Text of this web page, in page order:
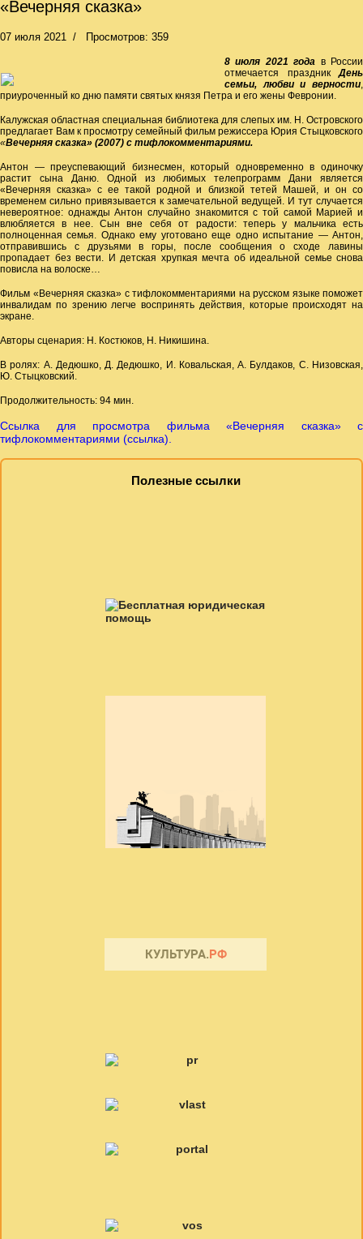
«Вечерняя сказка»
07 июля 2021 Просмотров: 359
8 июля 2021 года в России
отмечается праздникДень
семьи, любви и верности,
приуроченный ко дню памяти святых князя Петра и его жены Февронии.
Калужская областная специальная библиотека для слепых им. Н. Островского
предлагает Вам к просмотру семейный фильм режиссера Юрия Стыцковского
«Вечерняя сказка» (2007) с тифлокомментариями.
Антон — преуспевающий бизнесмен, который одновременно в одиночку
растит сына Даню. Одной из любимых телепрограмм Дани является
«Вечерняя сказка» с ее такой родной и близкой тетей Машей, и он со
временем сильно привязывается к замечательной ведущей. И тут случается
невероятное: однажды Антон случайно знакомится с той самой Марией и
влюбляется в нее. Сын вне себя от радости: теперь у мальчика есть
полноценная семья. Однако ему уготовано еще одно испытание — Антон,
отправившись с друзьями в горы, после сообщения о сходе лавины
пропадает без вести. И детская хрупкая мечта об идеальной семье снова
повисла на волоске…
Фильм «Вечерняя сказка» с тифлокомментариями на русском языке поможет
инвалидам по зрению легче воспринять действия, которые происходят на
экране.
Авторы сценария: Н. Костюков, Н. Никишина.
В ролях: А. Дедюшко, Д. Дедюшко, И. Ковальская, А. Булдаков, С. Низовская,
Ю. Стыцковский.
Продолжительность: 94 мин.
Ссылка для просмотра фильма «Вечерняя сказка» с
тифлокомментариями (ссылка).
Полезные ссылки